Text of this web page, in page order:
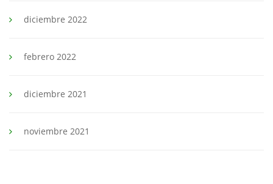
diciembre 2022
febrero 2022
diciembre 2021
noviembre 2021